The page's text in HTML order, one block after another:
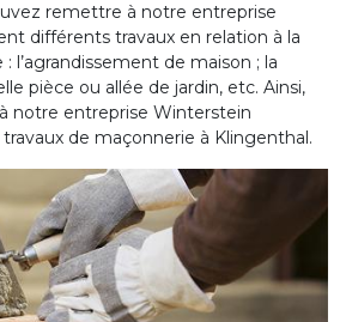
remettre à notre entreprise
différents travaux en relation à la
l’agrandissement de maison ; la
pièce ou allée de jardin, etc. Ainsi,
notre entreprise Winterstein
de maçonnerie à Klingenthal.